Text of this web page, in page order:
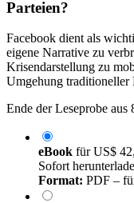
Parteien?
Facebook dient als
eigene Narrative zu
Krisendarstellung zu
Umgehung traditioneller
Ende der Leseprobe aus
eBook fürUS$
Sofort
Format: PDF –